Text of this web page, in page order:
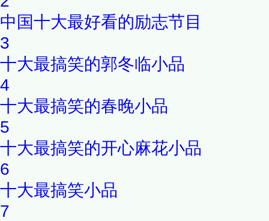
中国十大最好看的励志节目
3
十大最搞笑的郭冬临小品
4
十大最搞笑的春晚小品
5
十大最搞笑的开心麻花小品
6
十大最搞笑小品
7